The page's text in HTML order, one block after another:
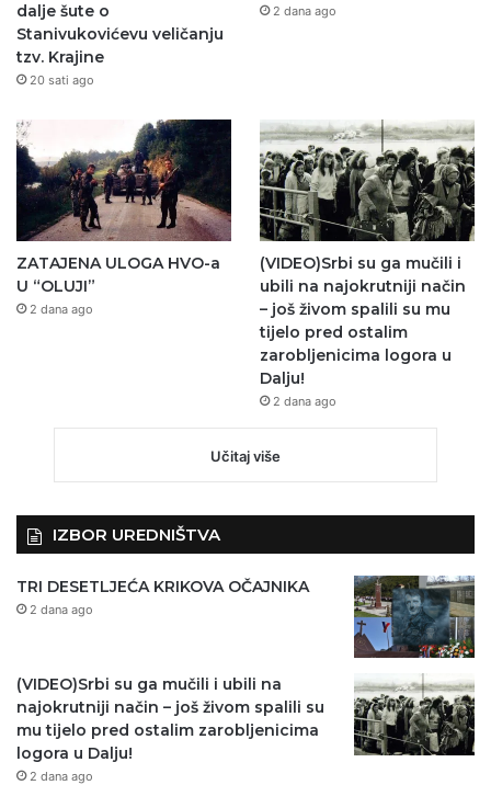
dalje šute o
Stanivukovićevu veličanju
tzv. Krajine
20 sati ago
2 dana ago
ZATAJENA ULOGA HVO-a
U “OLUJI”
2 dana ago
(VIDEO)Srbi su ga mučili i
ubili na najokrutniji način
– još živom spalili su mu
tijelo pred ostalim
zarobljenicima logora u
Dalju!
2 dana ago
Učitaj više
IZBOR UREDNIŠTVA
TRI DESETLJEĆA KRIKOVA OČAJNIKA
2 dana ago
(VIDEO)Srbi su ga mučili i ubili na
najokrutniji način – još živom spalili su
mu tijelo pred ostalim zarobljenicima
logora u Dalju!
2 dana ago